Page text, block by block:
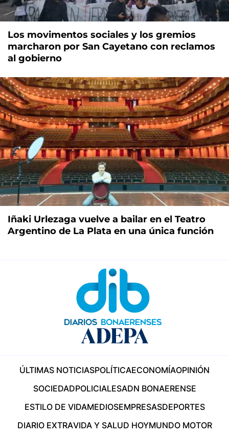
Los movimentos sociales y los gremios
marcharon por San Cayetano con reclamos
al gobierno
Iñaki Urlezaga vuelve a bailar en el Teatro
Argentino de La Plata en una única función
ÚLTIMAS NOTICIASPOLÍTICAECONOMÍAOPINIÓN
SOCIEDADPOLICIALESADN BONAERENSE
ESTILO DE VIDAMEDIOSEMPRESASDEPORTES
DIARIO EXTRAVIDA Y SALUD HOYMUNDO MOTOR